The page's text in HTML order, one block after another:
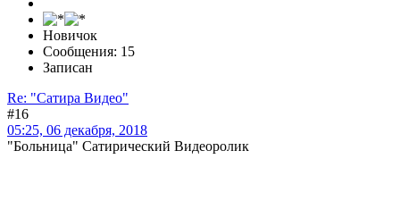
Новичок
Сообщения: 15
Записан
Re: "Сатира Видео"
#16
05:25, 06 декабря, 2018
"Больница" Сатирический Видеоролик